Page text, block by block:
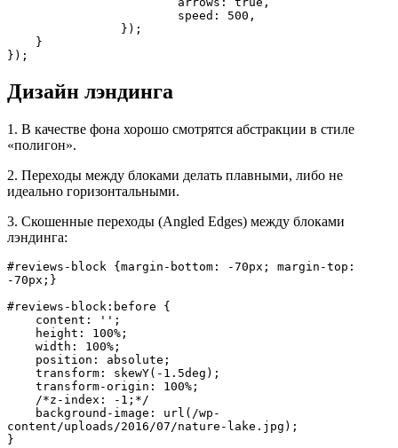
});
Дизайн лэндинга
1. В качестве фона хорошо смотрятся абстракции в стиле
«полигон».
2. Переходы между блоками делать плавными, либо не
идеально горизонтальными.
3. Скошенные переходы (Angled Edges) между блоками
лэндинга:
#reviews-block {margin-bottom: -70px; margin-top:
-70px;}
#reviews-block:before {
content/uploads/2016/07/nature-lake.jpg);
}